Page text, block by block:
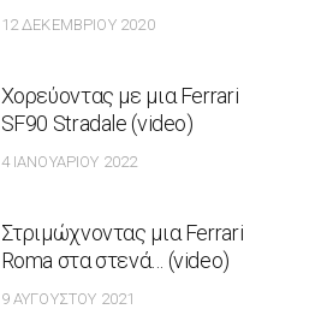
12 ΔΕΚΕΜΒΡΊΟΥ 2020
Χορεύοντας με μια Ferrari
SF90 Stradale (video)
4 ΙΑΝΟΥΑΡΊΟΥ 2022
Στριμώχνοντας μια Ferrari
Roma στα στενά… (video)
9 ΑΥΓΟΎΣΤΟΥ 2021